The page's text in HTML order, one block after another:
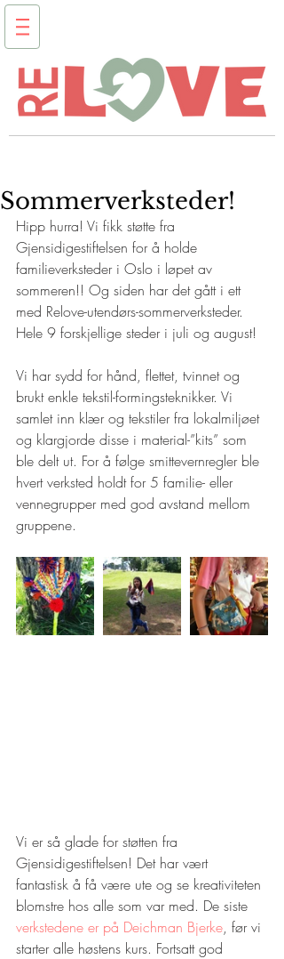
Sommerverksteder!
Hipp hurra! Vi fikk støtte fra
Gjensidigestiftelsen for å holde
familieverksteder i Oslo i løpet av
sommeren!! Og siden har det gått i ett
med Relove-utendørs-sommerverksteder.
Hele 9 forskjellige steder i juli og august!
Vi har sydd for hånd, flettet, tvinnet og
brukt enkle tekstil-formingsteknikker. Vi
samlet inn klær og tekstiler fra lokalmiljøet
og klargjorde disse i material-”kits” som
ble delt ut. For å følge smittevernregler ble
hvert verksted holdt for 5 familie- eller
vennegrupper med god avstand mellom
gruppene.
Vi er så glade for støtten fra
Gjensidigestiftelsen! Det har vært
fantastisk å få være ute og se kreativiteten
blomstre hos alle som var med. De siste
verkstedene er på Deichman Bjerke, før vi
starter alle høstens kurs. Fortsatt god